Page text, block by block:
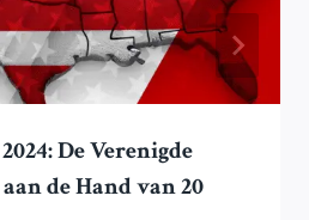
De Verenigde
de Hand van 20